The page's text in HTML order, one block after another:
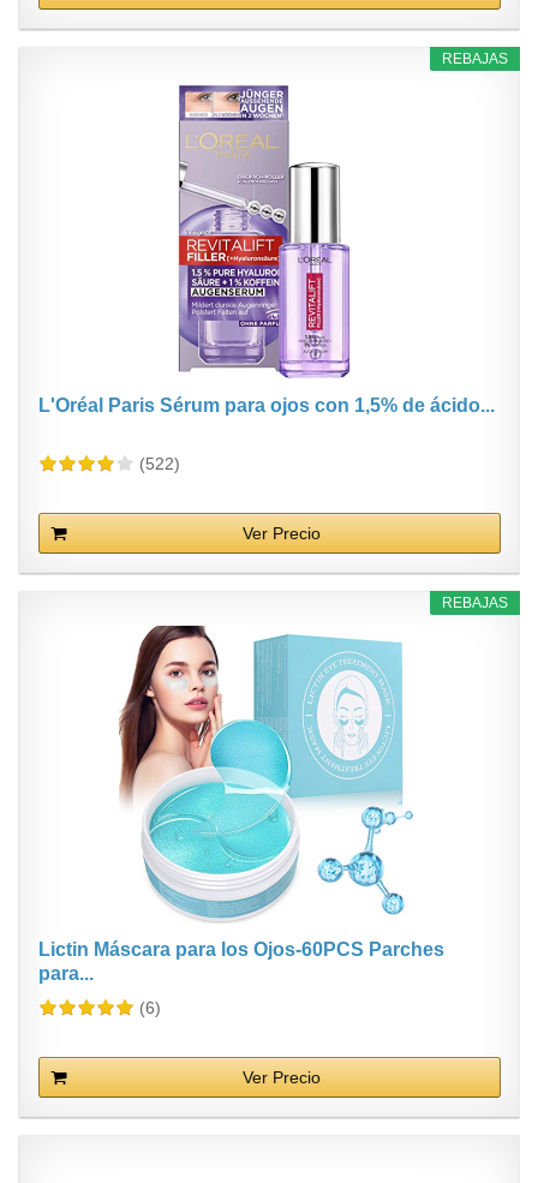
REBAJAS
L'Oréal Paris Sérum para ojos con 1,5% de ácido...
(522)
Ver Precio
REBAJAS
Lictin Máscara para los Ojos-60PCS Parches
para...
(6)
Ver Precio